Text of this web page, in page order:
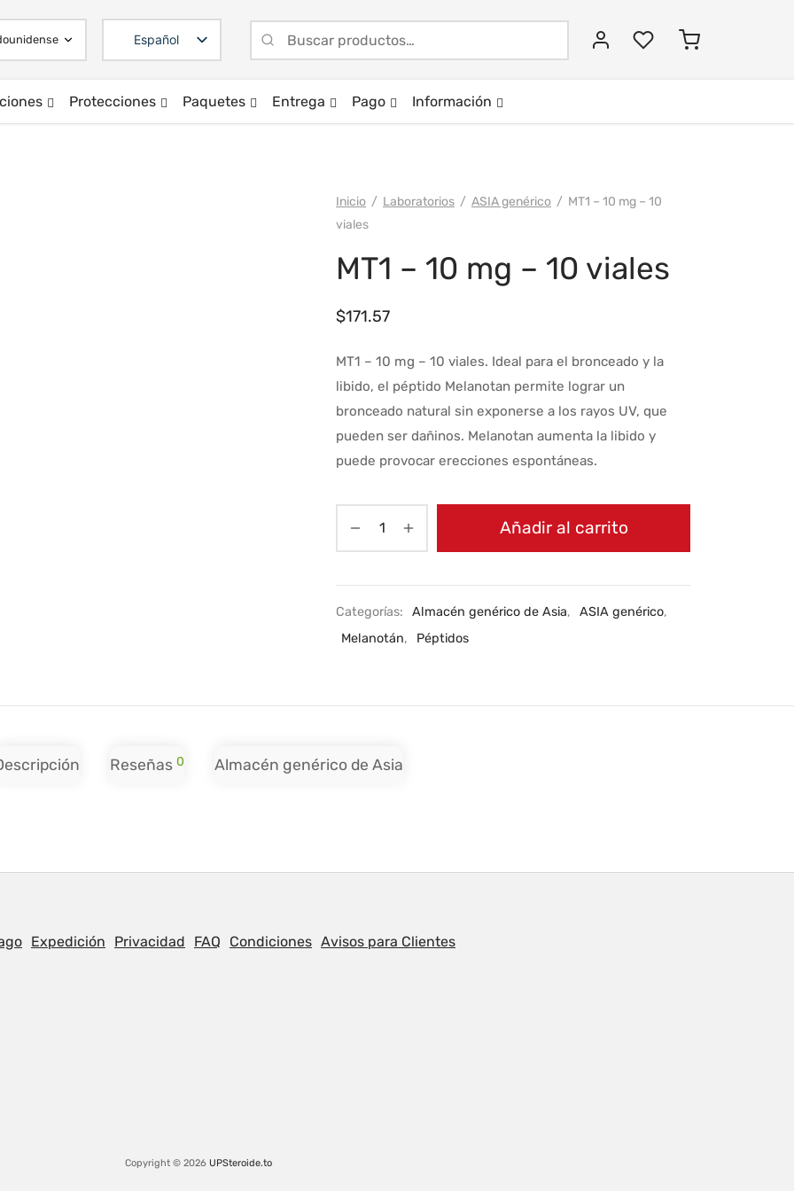
Español Buscar:
Protecciones Paquetes Entrega Pago Información
Inicio / Laboratorios / ASIA genérico / MT1 – 10 mg – 10
viales
MT1 – 10 mg – 10 viales
$171.57
MT1 – 10 mg – 10 viales. Ideal para el bronceado y la
libido, el péptido Melanotan permite lograr un
bronceado natural sin exponerse a los rayos UV, que
pueden ser dañinos. Melanotan aumenta la libido y
puede provocar erecciones espontáneas.
Añadir al carrito
Categorías: Almacén genérico de Asia, ASIA genérico,
Melanotán, Péptidos
Reseñas 0 Almacén genérico de Asia
Expedición Privacidad FAQ Condiciones Avisos para Clientes
Copyright © 2026 UPSteroide.to